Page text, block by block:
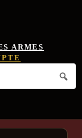
ARMES